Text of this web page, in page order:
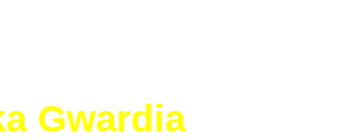
Gwardia